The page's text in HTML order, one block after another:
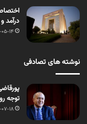
درآمد
14
نوشته های تصادفی
توجه
18